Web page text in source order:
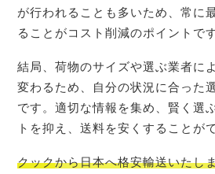
が行われることも多いため、常に
ることがコスト削減のポイントです
結局、荷物のサイズや選ぶ業者に
変わるため、自分の状況に合った
です。適切な情報を集め、賢く選
トを抑え、送料を安くすることが
クックから日本へ格安輸送いたし